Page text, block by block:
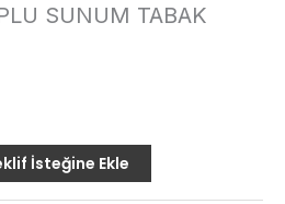
SUNUM TABAK
İsteğine Ekle